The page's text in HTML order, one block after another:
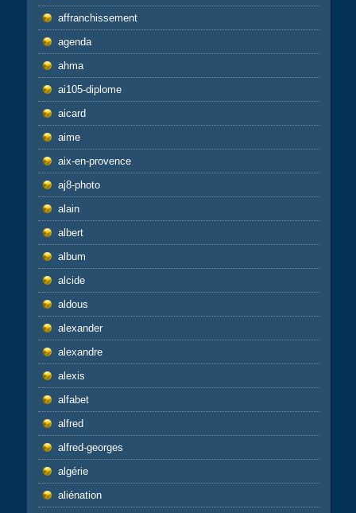
affranchissement
agenda
ahma
ai105-diplome
aicard
aime
aix-en-provence
aj8-photo
alain
albert
album
alcide
aldous
alexander
alexandre
alexis
alfabet
alfred
alfred-georges
algérie
aliénation